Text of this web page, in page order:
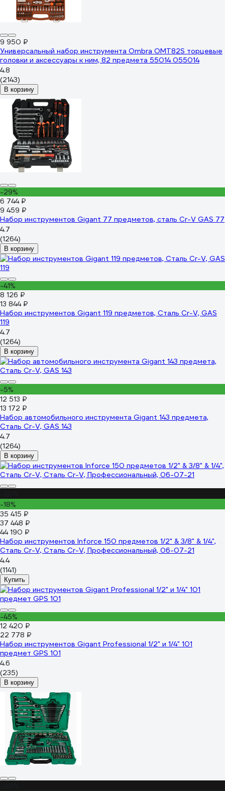
9 950 ₽
Универсальный набор инструмента Ombra OMT82S торцевые
головки и аксессуары к ним, 82 предмета 55014 055014
4.8
(2143)
В корзину
-29%
6 744 ₽
9 459 ₽
Набор инструментов Gigant 77 предметов, сталь Cr-V GAS 77
4.7
(1264)
В корзину
-41%
8 126 ₽
13 844 ₽
Набор инструментов Gigant 119 предметов, Сталь Cr-V, GAS
119
4.7
(1264)
В корзину
-5%
12 513 ₽
13 172 ₽
Набор автомобильного инструмента Gigant 143 предмета,
Сталь Cr-V, GAS 143
4.7
(1264)
В корзину
-18%
35 415 ₽
37 448 ₽
44 190 ₽
Набор инструментов Inforce 150 предметов 1/2" & 3/8" & 1/4",
Сталь Cr-V, Сталь Cr-V, Профессиональный, 06-07-21
4.4
(1141)
Купить
-45%
12 420 ₽
22 778 ₽
Набор инструментов Gigant Professional 1/2" и 1/4" 101
предмет GPS 101
4.6
(235)
В корзину